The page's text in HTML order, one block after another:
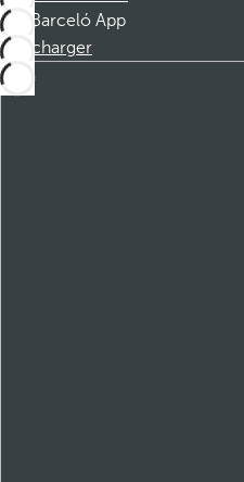
Barceló App
Télécharger